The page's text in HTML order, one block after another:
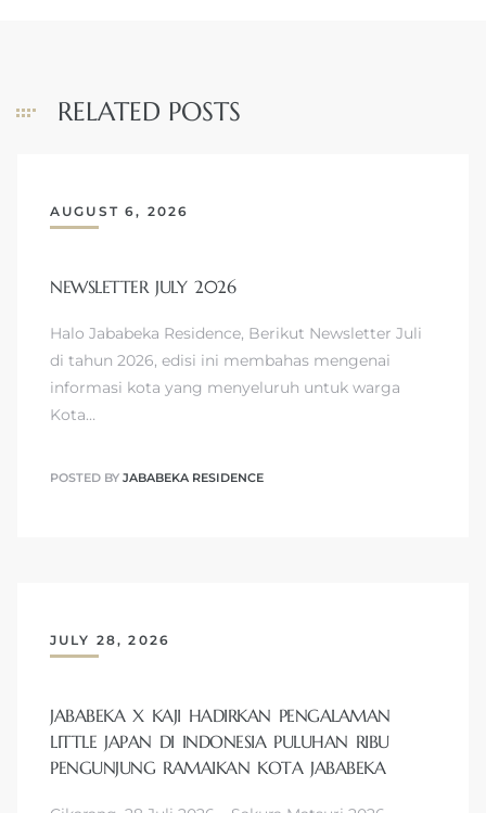
RELATED POSTS
AUGUST 6, 2026
NEWSLETTER JULY 2026
Halo Jababeka Residence, Berikut Newsletter Juli
di tahun 2026, edisi ini membahas mengenai
informasi kota yang menyeluruh untuk warga
Kota…
POSTED BY JABABEKA RESIDENCE
JULY 28, 2026
JABABEKA X KAJI HADIRKAN PENGALAMAN
LITTLE JAPAN DI INDONESIA PULUHAN RIBU
PENGUNJUNG RAMAIKAN KOTA JABABEKA